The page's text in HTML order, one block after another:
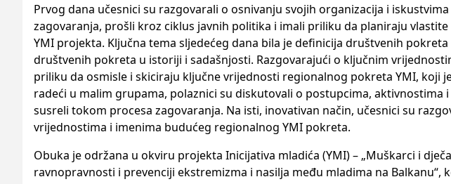
Prvog dana učesnici su razgovarali o osnivanju svojih organizacija i
zagovaranja, prošli kroz ciklus javnih politika i imali priliku da planiraju
YMI projekta. Ključna tema sljedećeg dana bila je definicija društvenih
društvenih pokreta u istoriji i sadašnjosti. Razgovarajući o ključnim
priliku da osmisle i skiciraju ključne vrijednosti regionalnog pokreta YMI, koji
radeći u malim grupama, polaznici su diskutovali o postupcima, aktivnostima
susreli tokom procesa zagovaranja. Na isti, inovativan način, učesnici su
vrijednostima i imenima budućeg regionalnog YMI pokreta.
Obuka je održana u okviru projekta Inicijativa mladića (YMI) – „Muškarci i
ravnopravnosti i prevenciji ekstremizma i nasilja među mladima na Balkanu“,